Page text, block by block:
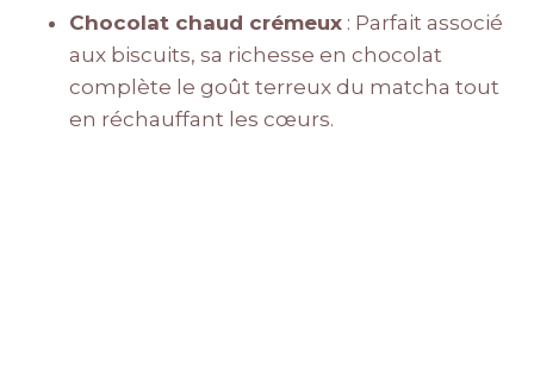
Chocolat chaud crémeux : Parfait associé
aux biscuits, sa richesse en chocolat
complète le goût terreux du matcha tout
en réchauffant les cœurs.